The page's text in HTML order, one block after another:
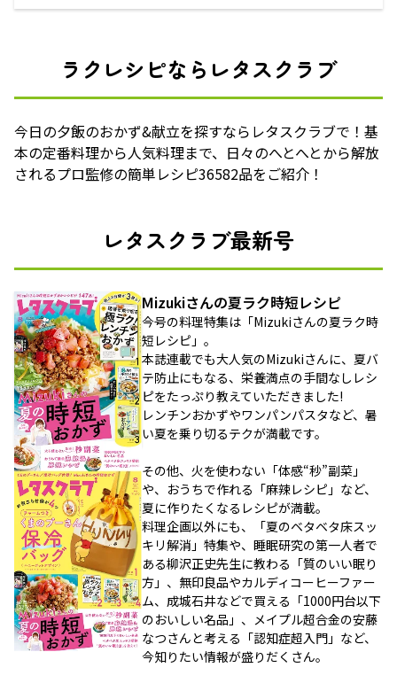
ラクレシピならレタスクラブ
今日の夕飯のおかず&献立を探すならレタスクラブで！基
本の定番料理から人気料理まで、日々のへとへとから解放
されるプロ監修の簡単レシピ36582品をご紹介！
レタスクラブ最新号
Mizukiさんの夏ラク時短レシピ
今号の料理特集は「Mizukiさんの夏ラク時
短レシピ」。
本誌連載でも大人気のMizukiさんに、夏バ
テ防止にもなる、栄養満点の手間なしレシ
ピをたっぷり教えていただきました!
レンチンおかずやワンパンパスタなど、暑
い夏を乗り切るテクが満載です。
その他、火を使わない「体感“秒”副菜」
や、おうちで作れる「麻辣レシピ」など、
夏に作りたくなるレシピが満載。
料理企画以外にも、「夏のベタベタ床スッ
キリ解消」特集や、睡眠研究の第一人者で
ある柳沢正史先生に教わる「質のいい眠り
方」、無印良品やカルディコーヒーファー
ム、成城石井などで買える「1000円台以下
のおいしい名品」、メイプル超合金の安藤
なつさんと考える「認知症超入門」など、
今知りたい情報が盛りだくさん。